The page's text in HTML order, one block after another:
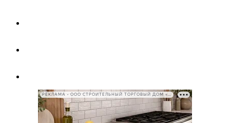
РЕКЛАМА • ООО СТРОИТЕЛЬНЫЙ ТОРГОВЫЙ ДОМ «ПЕТРОВИЧ», ИНН 7802348846